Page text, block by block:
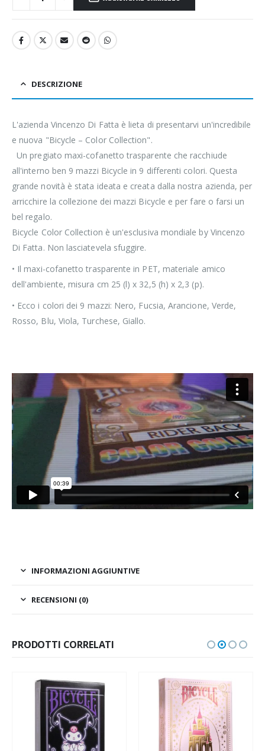
DESCRIZIONE
L'azienda Vincenzo Di Fatta è lieta di presentarvi un'incredibile
e nuova "Bicycle – Color Collection".
Un pregiato maxi-cofanetto trasparente che racchiude
all'interno ben 9 mazzi Bicycle in 9 differenti colori. Questa
grande novità è stata ideata e creata dalla nostra azienda, per
arricchire la collezione dei mazzi Bicycle e per fare o farsi un
bel regalo.
Bicycle Color Collection è un'esclusiva mondiale by Vincenzo
Di Fatta. Non lasciatevela sfuggire.
• Il maxi-cofanetto trasparente in PET, materiale amico
dell'ambiente, misura cm 25 (l) x 32,5 (h) x 2,3 (p).
• Ecco i colori dei 9 mazzi: Nero, Fucsia, Arancione, Verde,
Rosso, Blu, Viola, Turchese, Giallo.
INFORMAZIONI AGGIUNTIVE
RECENSIONI (0)
PRODOTTI CORRELATI